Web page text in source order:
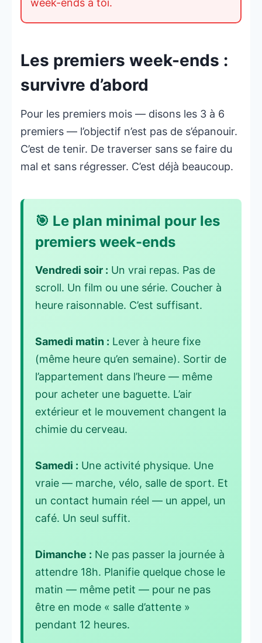
week-ends à toi.
Les premiers week-ends :
survivre d’abord
Pour les premiers mois — disons les 3 à 6
premiers — l’objectif n’est pas de s’épanouir.
C’est de tenir. De traverser sans se faire du
mal et sans régresser. C’est déjà beaucoup.
🎯 Le plan minimal pour les
premiers week-ends
Vendredi soir : Un vrai repas. Pas de
scroll. Un film ou une série. Coucher à
heure raisonnable. C’est suffisant.
Samedi matin : Lever à heure fixe
(même heure qu’en semaine). Sortir de
l’appartement dans l’heure — même
pour acheter une baguette. L’air
extérieur et le mouvement changent la
chimie du cerveau.
Samedi : Une activité physique. Une
vraie — marche, vélo, salle de sport. Et
un contact humain réel — un appel, un
café. Un seul suffit.
Dimanche : Ne pas passer la journée à
attendre 18h. Planifie quelque chose le
matin — même petit — pour ne pas
être en mode « salle d’attente »
pendant 12 heures.